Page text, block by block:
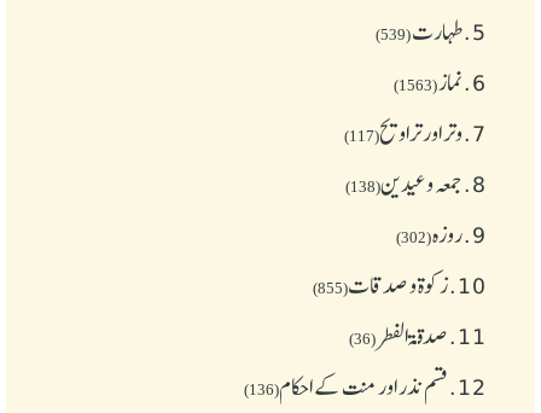
5. طهارت(539)
6. نماز(1563)
7. وتر اور تراویح(117)
8. جمعہ وعیدین(138)
9. روزہ(302)
10. زکوة و صدقات(855)
11. صدقۃ الفطر (36)
12. قسم نذر اور منت کے احکام(136)